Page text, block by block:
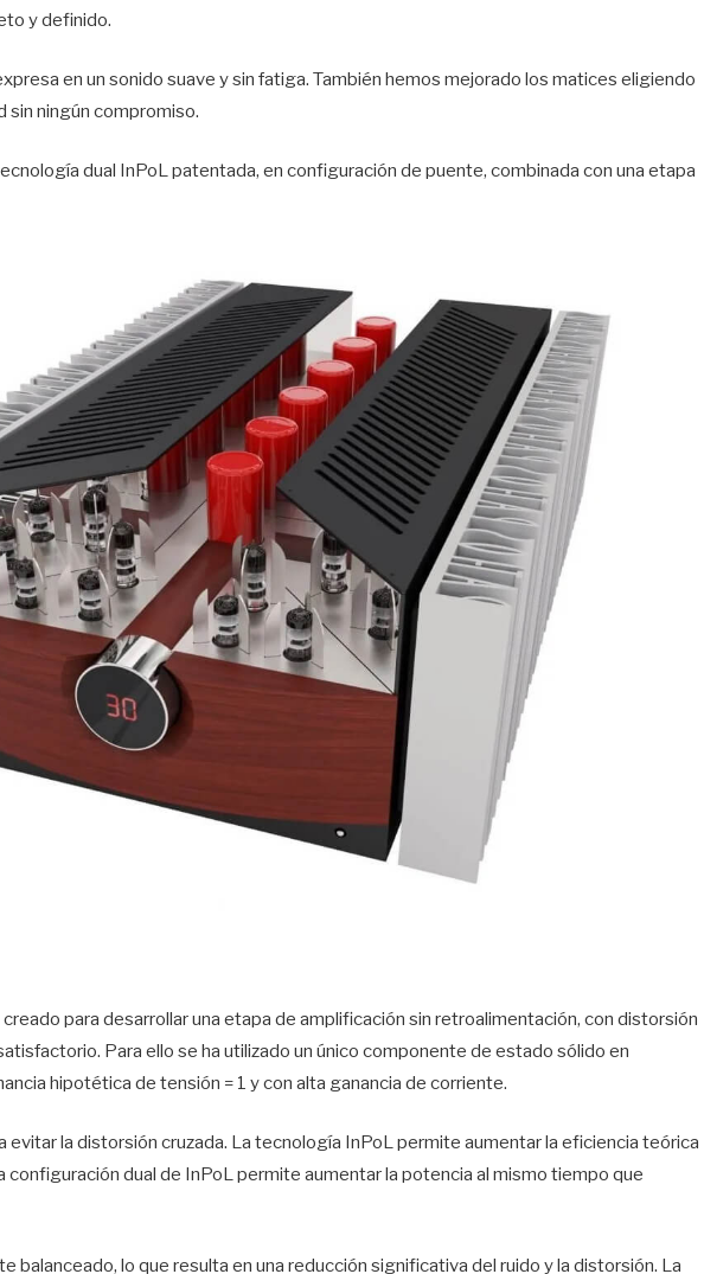
y definido.
en un sonido suave y sin fatiga. También hemos mejorado los matices eligiendo
ningún compromiso.
dual InPoL patentada, en configuración de puente, combinada con una etapa
para desarrollar una etapa de amplificación sin retroalimentación, con distorsión
Para ello se ha utilizado un único componente de estado sólido en
hipotética de tensión = 1 y con alta ganancia de corriente.
evitar la distorsión cruzada. La tecnología InPoL permite aumentar la eficiencia teórica
configuración dual de InPoL permite aumentar la potencia al mismo tiempo que
balanceado, lo que resulta en una reducción significativa del ruido y la distorsión. La